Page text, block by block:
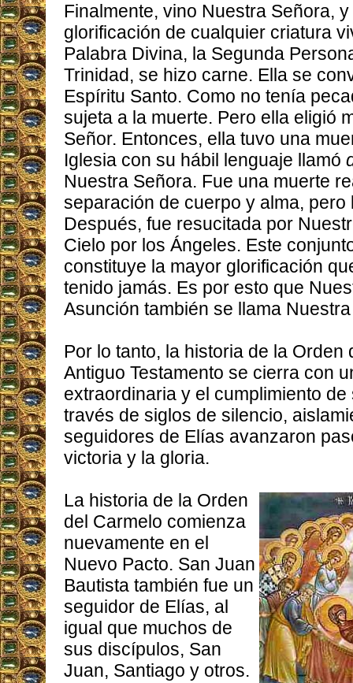
Finalmente, vino Nuestra Señora,
glorificación de cualquier criatura
Palabra Divina, la Segunda
Trinidad, se hizo carne. Ella se
Espíritu Santo. Como no tenía
sujeta a la muerte. Pero ella eligió
Señor. Entonces, ella tuvo una
Iglesia con su hábil lenguaje llamó
Nuestra Señora. Fue una muerte
separación de cuerpo y alma,
Después, fue resucitada por
Cielo por los Ángeles. Este
constituye la mayor glorificación
tenido jamás. Es por esto que
Asunción también se llama
Por lo tanto, la historia de la Orden
Antiguo Testamento se cierra con
extraordinaria y el cumplimiento
través de siglos de silencio,
seguidores de Elías avanzaron
victoria y la gloria.
La historia de la Orden
del Carmelo comienza
nuevamente en el
Nuevo Pacto. San Juan
Bautista también fue un
seguidor de Elías, al
igual que muchos de
sus discípulos, San
Juan, Santiago y otros.